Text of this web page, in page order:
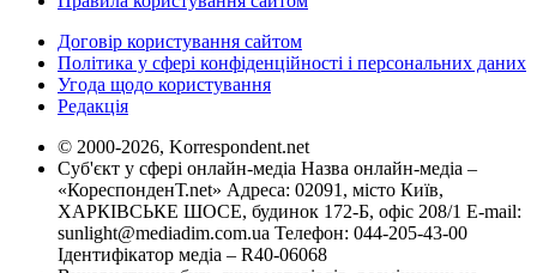
Договір користування сайтом
Політика у сфері конфіденційності і персональних даних
Угода щодо користування
Редакція
© 2000-2026, Korrespondent.net
Суб'єкт у сфері онлайн-медіа Назва онлайн-медіа –
«КореспонденТ.net» Адреса: 02091, місто Київ,
ХАРКІВСЬКЕ ШОСЕ, будинок 172-Б, офіс 208/1 E-mail:
sunlight@mediadim.com.ua Телефон: 044-205-43-00
Ідентифікатор медіа – R40-06068